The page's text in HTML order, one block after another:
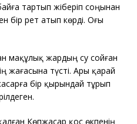
тартып жіберіп соңынан
бір рет атып көрді. Оғы
мақұлық жардың су сойған
жағасына түсті. Ары қарай
бір қырындай тұрып
Көпжасар қос өкпенің